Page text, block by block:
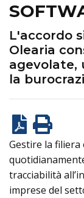
L'accordo
Olearia
agevolate,
la
Gestire la
tracciabilità
imprese del